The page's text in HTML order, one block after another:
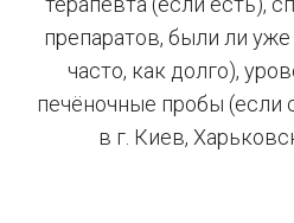
препаратов, были ли
часто, как долго),
печёночные пробы (если
в г. Киев,